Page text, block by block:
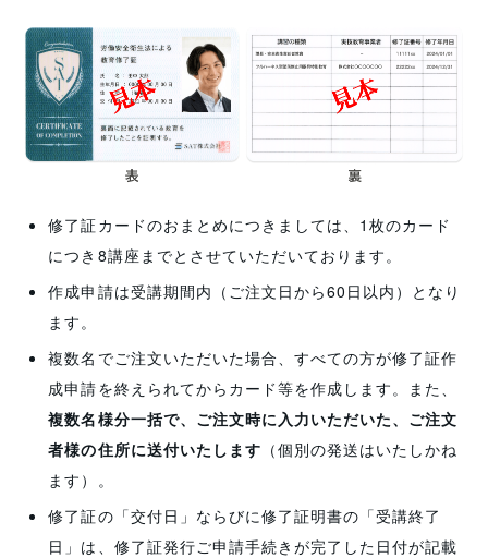
修了証カードのおまとめにつきましては、1枚のカード
につき8講座までとさせていただいております。
作成申請は受講期間内（ご注文日から60日以内）となり
ます。
複数名でご注文いただいた場合、すべての方が修了証作
成申請を終えられてからカード等を作成します。また、
複数名様分一括で、ご注文時に入力いただいた、ご注文
者様の住所に送付いたします （個別の発送はいたしかね
ます）。
修了証の「交付日」ならびに修了証明書の「受講終了
日」は、修了証発行ご申請手続きが完了した日付が記載